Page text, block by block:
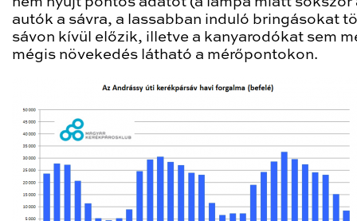
autók a sávra, a lassabban induló bringásokat
sávon kívül előzik, illetve a kanyarodókat sem
mégis növekedés látható a mérőpontokon.